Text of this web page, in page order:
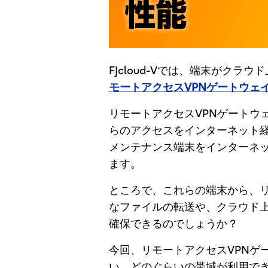
FJcloud-Vでは、端末がクラウ
モートアクセスVPNゲートウェ
リモートアクセスVPNゲートウ
らのアクセスをインターネット
メンテナンス端末をインターネ
ます。
ところで、これらの端末から、
なファイルの転送や、クラウド
確保できるのでしょうか？
今回、リモートアクセスVPNゲ